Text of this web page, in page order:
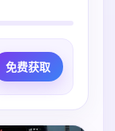
免费获取